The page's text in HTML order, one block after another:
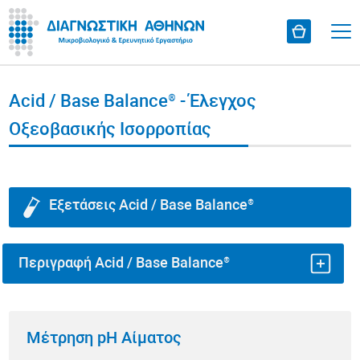
Acid / Base Balance® - Έλεγχος
Οξεοβασικής Ισορροπίας
Εξετάσεις Acid / Base Balance®
Περιγραφή Acid / Base Balance®
περιλαμβάνει εργαστηριακές εξετάσεις για τον
Μέτρηση pH Αίματος